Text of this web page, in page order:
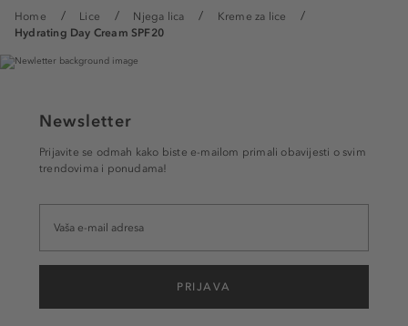
Home Lice Njega lica
Kreme za lice
Hydrating Day Cream SPF20
Newsletter
Prijavite se odmah kako biste e-mailom primali obavijesti o svim
trendovima i ponudama!
PRIJAVA